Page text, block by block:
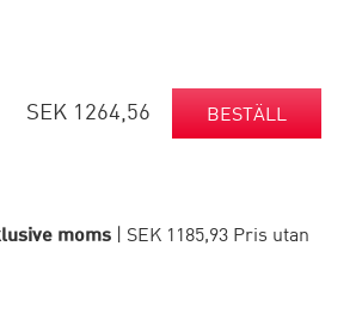
SEK 1264,56 BESTÄLL
moms | SEK 1185,93 Pris utan